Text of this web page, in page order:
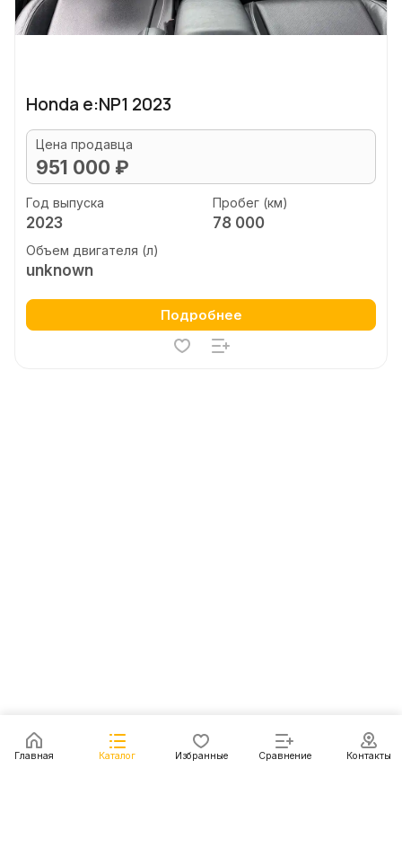
Honda e:NP1 2023
Цена продавца
951 000 ₽
Год выпуска
2023
Пробег (км)
78 000
Объем двигателя (л)
unknown
Подробнее
Главная Каталог Избранные Сравнение Контакты